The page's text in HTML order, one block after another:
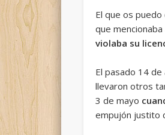
El que os
que
violaba su
El pasado 14
llevaron otros
3 de mayo
empujón justito